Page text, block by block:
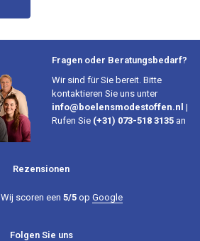
Fragen oder Beratungsbedarf?
Wir sind für Sie bereit. Bitte
kontaktieren Sie uns unter
info@boelensmodestoffen.nl |
Rufen Sie (+31) 073-518 3135 an
Rezensionen
Wij scoren een 5/5op Google
Folgen Sie uns